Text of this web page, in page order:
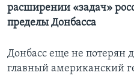
расширении «задач»
пределы Донбасса
Донбасс еще не потерян
главный американский